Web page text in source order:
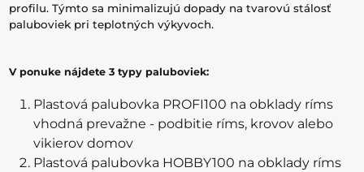
profilu. Týmto sa minimalizujú dopady na tvarovú stálosť
paluboviek pri teplotných výkyvoch.
V ponuke nájdete 3 typy paluboviek:
Plastová palubovka PROFI100 na obklady ríms
vhodná prevažne - podbitie ríms, krovov alebo
vikierov domov
Plastová palubovka HOBBY100 na obklady ríms